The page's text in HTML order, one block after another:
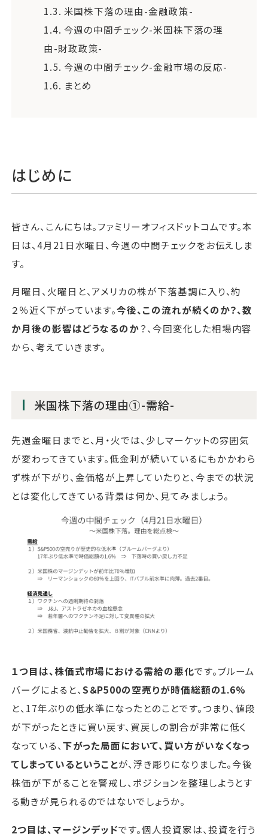
1.3. 米国株下落の理由-金融政策-
1.4. 今週の中間チェック-米国株下落の理
由-財政政策-
1.5. 今週の中間チェック-金融市場の反応-
1.6. まとめ
はじめに
皆さん、こんにちは。ファミリーオフィスドットコムです。本
日は、4月21日水曜日、今週の中間チェックをお伝えしま
す。
月曜日、火曜日と、アメリカの株が下落基調に入り、約
２％近く下がっています。今後、この流れが続くのか？、数
か月後の影響はどうなるのか？、今回変化した相場内容
から、考えていきます。
米国株下落の理由①-需給-
先週金曜日までと、月・火では、少しマーケットの雰囲気
が変わってきています。低金利が続いているにもかかわら
ず株が下がり、金価格が上昇していたりと、今までの状況
とは変化してきている背景は何か、見てみましょう。
１つ目は、株価式市場における需給の悪化です。ブルーム
バーグによると、 S＆P500の空売りが時価総額の1.6%
と、17年ぶりの低水準になったとのことです。つまり、値段
が下がったときに買い戻す、買戻しの割合が非常に低く
なっている、 下がった局面において、買い方がいなくなっ
てしまっているということが、浮き彫りになりました。今後
株価が下がることを警戒し、ポジションを整理しようとす
る動きが見られるのではないでしょうか。
2つ目は、マージンデッドです。個人投資家は、投資を行う